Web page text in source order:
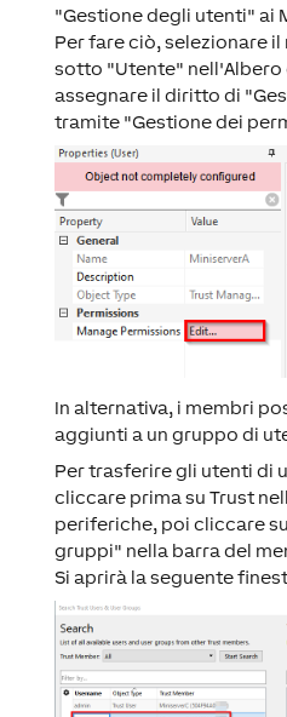
"Gestione degli utenti" ai
Per fare ciò, selezionare
sotto "Utente" nell'Albero
assegnare il diritto di
tramite "Gestione dei
In alternativa, i membri
aggiunti a un gruppo di
Per trasferire gli utenti di
cliccare prima su Trust
periferiche, poi cliccare
gruppi" nella barra del
Si aprirà la seguente